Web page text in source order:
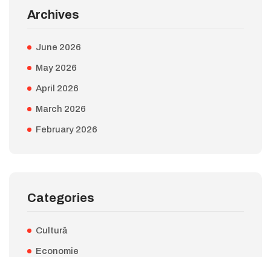
Archives
June 2026
May 2026
April 2026
March 2026
February 2026
Categories
Cultură
Economie